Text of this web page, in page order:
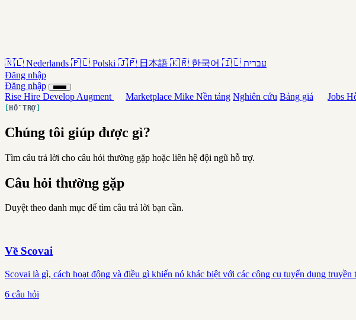
🇳🇱 Nederlands 🇵🇱 Polski 🇯🇵 日本語 🇰🇷 한국어 🇮🇱 עברית
Đăng nhập
Đăng nhập
Rise Hire Develop Augment Marketplace Mike Nền tảng Nghiên cứu Bảng giá Jobs
HỖ TRỢ
Chúng tôi giúp được gì?
Tìm câu trả lời cho câu hỏi thường gặp hoặc liên hệ đội ngũ hỗ trợ.
Câu hỏi thường gặp
Duyệt theo danh mục để tìm câu trả lời bạn cần.
Về Scovai
Scovai là gì, cách hoạt động và điều gì khiến nó khác biệt với các công cụ tuyển dụng truyền
6 câu hỏi